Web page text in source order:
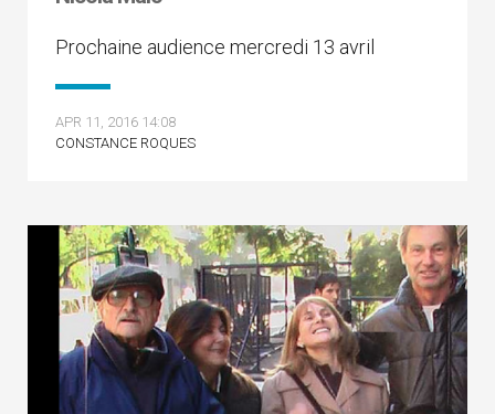
Prochaine audience mercredi 13 avril
APR 11, 2016 14:08
CONSTANCE ROQUES